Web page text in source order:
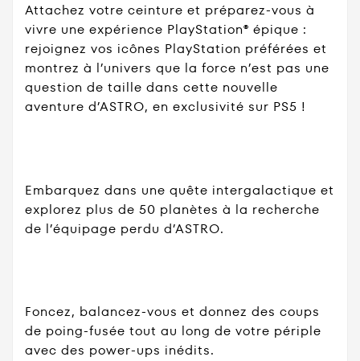
Attachez votre ceinture et préparez-vous à
vivre une expérience PlayStation® épique :
rejoignez vos icônes PlayStation préférées et
montrez à l’univers que la force n’est pas une
question de taille dans cette nouvelle
aventure d’ASTRO, en exclusivité sur PS5 !
Embarquez dans une quête intergalactique et
explorez plus de 50 planètes à la recherche
de l’équipage perdu d’ASTRO.
Foncez, balancez-vous et donnez des coups
de poing-fusée tout au long de votre périple
avec des power-ups inédits.